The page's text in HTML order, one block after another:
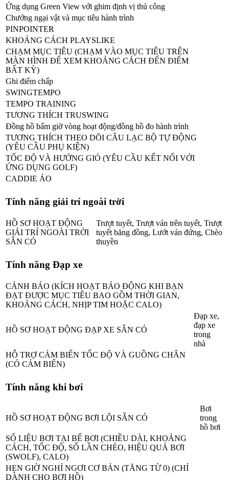
Ứng dụng Green View với ghim định vị thủ công
Chướng ngại vật và mục tiêu hành trình
PINPOINTER
KHOẢNG CÁCH PLAYSLIKE
CHẠM MỤC TIÊU (CHẠM VÀO MỤC TIÊU TRÊN
MÀN HÌNH ĐỂ XEM KHOẢNG CÁCH ĐẾN ĐIỂM
BẤT KỲ)
Ghi điểm chấp
SWINGTEMPO
TEMPO TRAINING
TƯƠNG THÍCH TRUSWING
Đồng hồ bấm giờ vòng hoạt động/đồng hồ đo hành trình
TƯƠNG THÍCH THEO DÕI CÂU LẠC BỘ TỰ ĐỘNG
(YÊU CẦU PHỤ KIỆN)
TỐC ĐỘ VÀ HƯỚNG GIÓ (YÊU CẦU KẾT NỐI VỚI
ỨNG DỤNG GOLF)
CADDIE ẢO
Tính năng giải trí ngoài trời
HỒ SƠ HOẠT ĐỘNG
GIẢI TRÍ NGOÀI TRỜI
SẴN CÓ
Trượt tuyết, Trượt ván trên tuyết, Trượt
tuyết băng đồng, Lướt ván đứng, Chèo
thuyền
Tính năng Đạp xe
CẢNH BÁO (KÍCH HOẠT BÁO ĐỘNG KHI BẠN
ĐẠT ĐƯỢC MỤC TIÊU BAO GỒM THỜI GIAN,
KHOẢNG CÁCH, NHỊP TIM HOẶC CALO)
HỒ SƠ HOẠT ĐỘNG ĐẠP XE SẴN CÓ
Đạp xe,
đạp xe
trong
nhà
HỖ TRỢ CẢM BIẾN TỐC ĐỘ VÀ GUỒNG CHÂN
(CÓ CẢM BIẾN)
Tính năng khi bơi
HỒ SƠ HOẠT ĐỘNG BƠI LỘI SẴN CÓ
Bơi
trong
hồ bơi
SỐ LIỆU BƠI TẠI BỂ BƠI (CHIỀU DÀI, KHOẢNG
CÁCH, TỐC ĐỘ, SỐ LẦN CHÈO, HIỆU QUẢ BƠI
(SWOLF), CALO)
HẸN GIỜ NGHỈ NGƠI CƠ BẢN (TĂNG TỪ 0) (CHỈ
DÀNH CHO BƠI HỒ)